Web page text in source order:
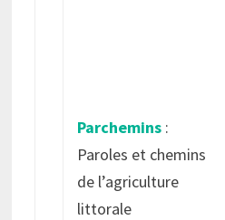
Parchemins:
Paroles et chemins
de l’agriculture
littorale